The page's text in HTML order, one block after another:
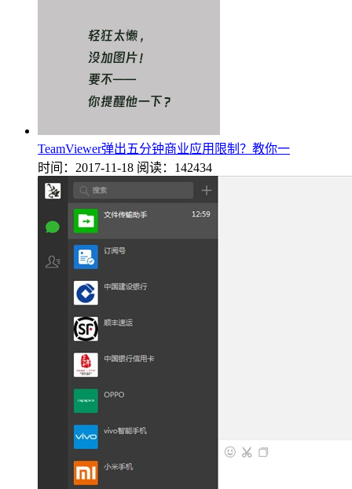
TeamViewer弹出五分钟商业应用限制？教你一
时间：2017-11-18 阅读：142434